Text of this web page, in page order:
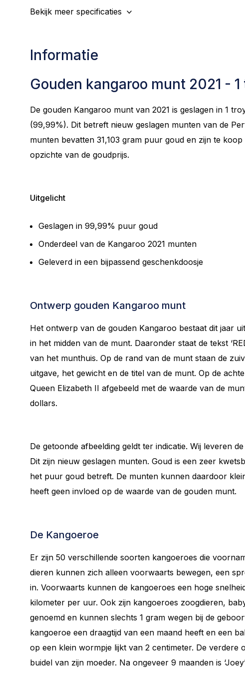
Bekijk meer specificaties
Informatie
Gouden kangaroo munt 2021 -
De gouden Kangaroo munt van 2021 is geslagen in 1
(99,99%). Dit betreft nieuw geslagen munten van de
munten bevatten 31,103 gram puur goud en zijn te
opzichte van de goudprijs.
Uitgelicht
Geslagen in 99,99% puur goud
Onderdeel van de Kangaroo 2021 munten
Geleverd in een bijpassend geschenkdoosje
Ontwerp gouden Kangaroo munt
Het ontwerp van de gouden Kangaroo bestaat dit jaar
in het midden van de munt. Daaronder staat de tekst
van het munthuis. Op de rand van de munt staan de
uitgave, het gewicht en de titel van de munt. Op de
Queen Elizabeth II afgebeeld met de waarde van de
dollars.
De getoonde afbeelding geldt ter indicatie. Wij leveren
Dit zijn nieuw geslagen munten. Goud is een zeer
het puur goud betreft. De munten kunnen daardoor
heeft geen invloed op de waarde van de gouden munt.
De Kangoeroe
Er zijn 50 verschillende soorten kangoeroes die
dieren kunnen zich alleen voorwaarts bewegen, een
in. Voorwaarts kunnen de kangoeroes een hoge
kilometer per uur. Ook zijn kangoeroes zoogdieren,
genoemd en kunnen slechts 1 gram wegen bij de
kangoeroe een draagtijd van een maand heeft en een
op een klein wormpje lijkt van 2 centimeter. De verdere
buidel van zijn moeder. Na ongeveer 9 maanden is